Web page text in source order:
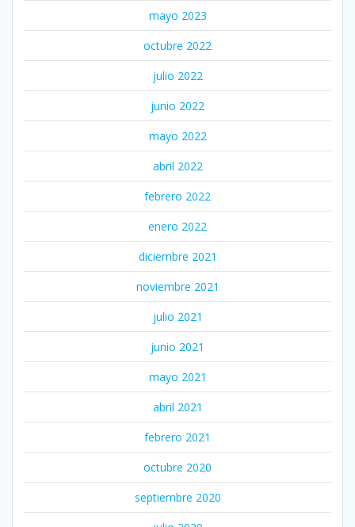
mayo 2023
octubre 2022
julio 2022
junio 2022
mayo 2022
abril 2022
febrero 2022
enero 2022
diciembre 2021
noviembre 2021
julio 2021
junio 2021
mayo 2021
abril 2021
febrero 2021
octubre 2020
septiembre 2020